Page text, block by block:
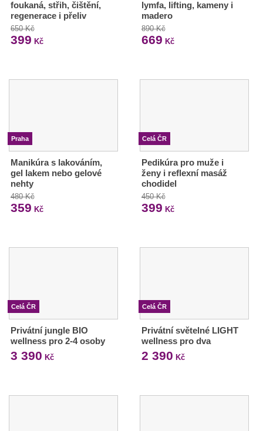
foukaná, střih, čištění,
regenerace i přeliv
650 Kč
399 Kč
lymfa, lifting, kameny i
madero
890 Kč
669 Kč
Praha
Manikúra s lakováním,
gel lakem nebo gelové
nehty
480 Kč
359 Kč
Celá ČR
Pedikúra pro muže i
ženy i reflexní masáž
chodidel
450 Kč
399 Kč
Celá ČR
Privátní jungle BIO
wellness pro 2-4 osoby
3 390 Kč
Celá ČR
Privátní světelné LIGHT
wellness pro dva
2 390 Kč